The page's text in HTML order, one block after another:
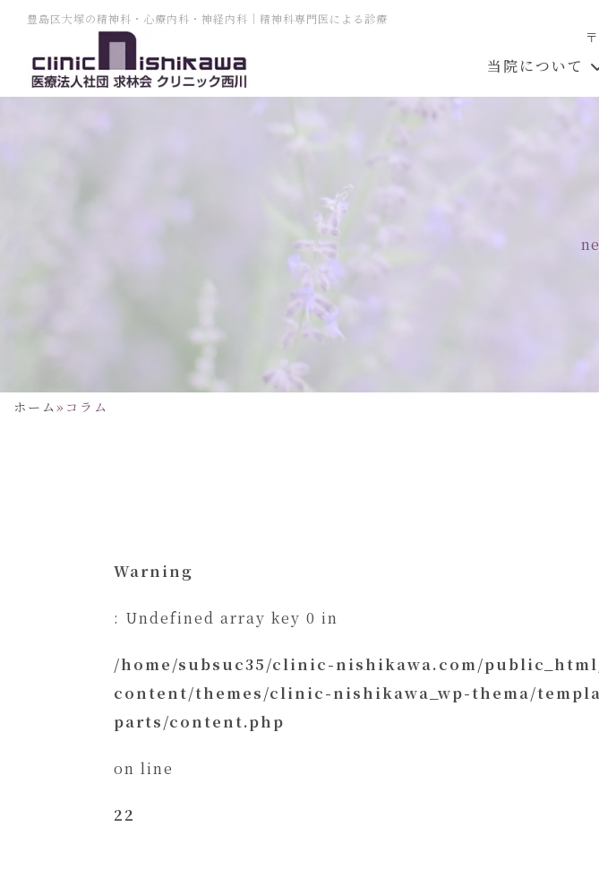
豊島区大塚の精神科・心療内科・神経内科｜精神科専門医による診療
当院について
ホーム » コラム
Warning
: Undefined array key 0 in
/home/subsuc35/clinic-nishikawa.com/
content/themes/clinic-nishikawa_wp-thema/
parts/content.php
on line
22